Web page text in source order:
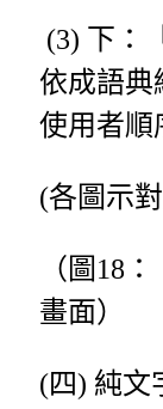
(3) 下：
依成語典
使用者順
(各圖示
（圖18
畫面）
(四) 純文